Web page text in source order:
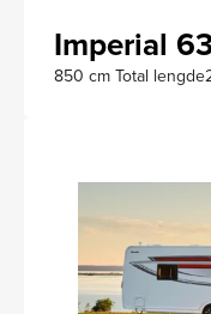
Imperial
850 cm Total lengde